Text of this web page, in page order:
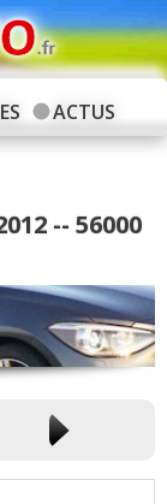
ACTUS
-- 56000